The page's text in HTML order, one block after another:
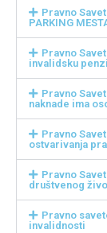
Pravno
PARKING
Pravno
invalidsku
Pravno
naknade ima
Pravno
ostvarivanja
Pravno
društvenog
Pravno
invalidnosti